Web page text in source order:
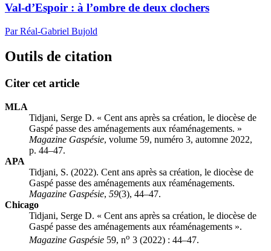
Val-d’Espoir : à l’ombre de deux clochers
Par Réal-Gabriel Bujold
Outils de citation
Citer cet article
MLA
Tidjani, Serge D. « Cent ans après sa création, le diocèse de
Gaspé passe des aménagements aux réaménagements. »
Magazine Gaspésie, volume 59, numéro 3, automne 2022,
p. 44–47.
APA
Tidjani, S. (2022). Cent ans après sa création, le diocèse de
Gaspé passe des aménagements aux réaménagements.
Magazine Gaspésie, 59(3), 44–47.
Chicago
Tidjani, Serge D. « Cent ans après sa création, le diocèse de
Gaspé passe des aménagements aux réaménagements ».
Magazine Gaspésie 59, no 3 (2022) : 44–47.